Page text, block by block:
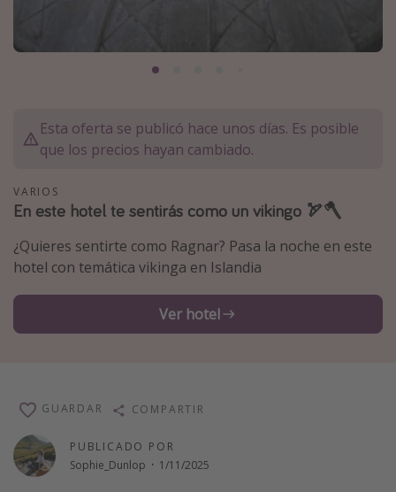
Islas Baleares
Maldivas
Albania
Inspiración para viajes
Camping
Glamping
Viajes en tren
Viajar sola como mujer
Vacaciones de Playa
Viajes para singles
Escapadas románticas
Esta oferta se publicó hace unos días. Es posible
que los precios hayan cambiado.
VARIOS
En este hotel te sentirás como un vikingo 🏹🪓
¿Quieres sentirte como Ragnar? Pasa la noche en este
hotel con temática vikinga en Islandia
Ver hotel
PUBLICADO POR
Sophie_Dunlop · 1/11/2025
GUARDAR COMPARTIR